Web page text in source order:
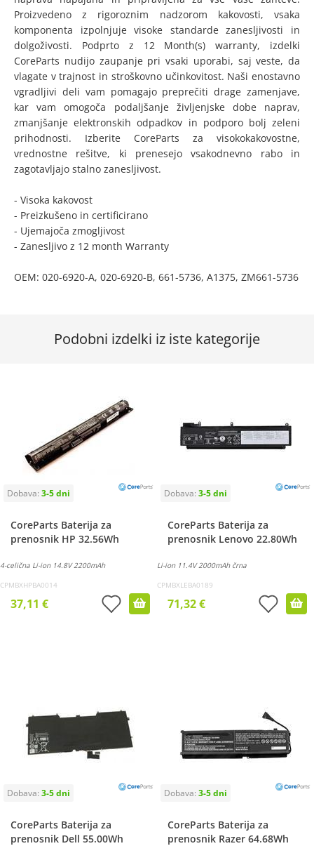
Proizvedeno z rigoroznim nadzorom kakovosti, vsaka
komponenta izpolnjuje visoke standarde zanesljivosti in
dolgoživosti. Podprto z 12 Month(s) warranty, izdelki
CoreParts nudijo zaupanje pri vsaki uporabi, saj veste, da
vlagate v trajnost in stroškovno učinkovitost. Naši enostavno
vgradljivi deli vam pomagajo preprečiti drage zamenjave,
kar vam omogoča podaljšanje življenjske dobe naprav,
zmanjšanje elektronskih odpadkov in podporo bolj zeleni
prihodnosti. Izberite CoreParts za visokokakovostne,
vrednostne rešitve, ki prenesejo vsakodnevno rabo in
zagotavljajo stalno zanesljivost.
- Visoka kakovost
- Preizkušeno in certificirano
- Ujemajoča zmogljivost
- Zanesljivo z 12 month Warranty
OEM: 020-6920-A, 020-6920-B, 661-5736, A1375, ZM661-5736
Podobni izdelki iz iste kategorije
CoreParts Baterija za
prenosnik HP 32.56Wh
4-celična Li-ion 14.8V 2200mAh
CPMBXHPBA0014
37,11 €
CoreParts Baterija za
prenosnik Lenovo 22.80Wh
Li-ion 11.4V 2000mAh črna
CPMBXLEBA0189
71,32 €
CoreParts Baterija za
prenosnik Dell 55.00Wh
CoreParts Baterija za
prenosnik Razer 64.68Wh